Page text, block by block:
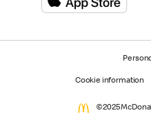
Cookie information
©2025